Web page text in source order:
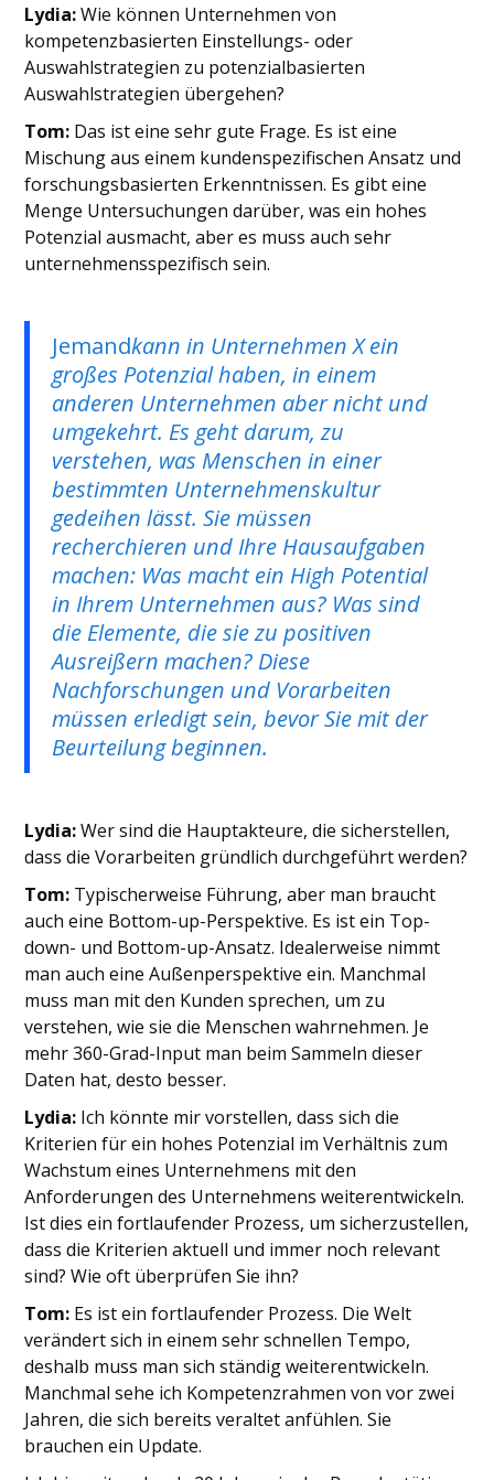
Lydia:Wie können Unternehmen von
kompetenzbasierten Einstellungs- oder
Auswahlstrategien zu potenzialbasierten
Auswahlstrategien übergehen?
Tom: Das ist eine sehr gute Frage. Es ist eine
Mischung aus einem kundenspezifischen Ansatz und
forschungsbasierten Erkenntnissen. Es gibt eine
Menge Untersuchungen darüber, was ein hohes
Potenzial ausmacht, aber es muss auch sehr
unternehmensspezifisch sein.
Jemandkann in Unternehmen X ein
großes Potenzial haben, in einem
anderen Unternehmen aber nicht und
umgekehrt. Es geht darum, zu
verstehen, was Menschen in einer
bestimmten Unternehmenskultur
gedeihen lässt. Sie müssen
recherchieren und Ihre Hausaufgaben
machen: Was macht ein High Potential
in Ihrem Unternehmen aus? Was sind
die Elemente, die sie zu positiven
Ausreißern machen? Diese
Nachforschungen und Vorarbeiten
müssen erledigt sein, bevor Sie mit der
Beurteilung beginnen.
Lydia:Wer sind die Hauptakteure, die sicherstellen,
dass die Vorarbeiten gründlich durchgeführt werden?
Tom: Typischerweise Führung, aber man braucht
auch eine Bottom-up-Perspektive. Es ist ein Top-
down- und Bottom-up-Ansatz. Idealerweise nimmt
man auch eine Außenperspektive ein. Manchmal
muss man mit den Kunden sprechen, um zu
verstehen, wie sie die Menschen wahrnehmen. Je
mehr 360-Grad-Input man beim Sammeln dieser
Daten hat, desto besser.
Lydia: Ich könnte mir vorstellen, dass sich die
Kriterien für ein hohes Potenzial im Verhältnis zum
Wachstum eines Unternehmens mit den
Anforderungen des Unternehmens weiterentwickeln.
Ist dies ein fortlaufender Prozess, um sicherzustellen,
dass die Kriterien aktuell und immer noch relevant
sind? Wie oft überprüfen Sie ihn?
Tom: Es ist ein fortlaufender Prozess. Die Welt
verändert sich in einem sehr schnellen Tempo,
deshalb muss man sich ständig weiterentwickeln.
Manchmal sehe ich Kompetenzrahmen von vor zwei
Jahren, die sich bereits veraltet anfühlen. Sie
brauchen ein Update.